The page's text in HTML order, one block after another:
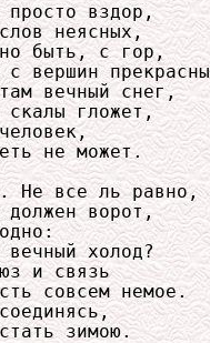
просто вздор,
неясных,
быть, с гор,
с вершин
вечный снег,
скалы гложет,
не может.
Не все ль равно,
должен ворот,
вечный холод?
и связь
совсем немое.
зимою.